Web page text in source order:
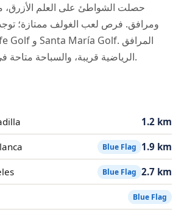
حصلت الشواطئ على العلم الأزرق،
ومرافق. فرص لعب الغولف ممتازة؛
الرياضية قريبة، والسباحة متاحة في العديد من الأماكن.
1.2 km
Blue Flag 1.9 km
Blue Flag 2.7 km
Blue Flag